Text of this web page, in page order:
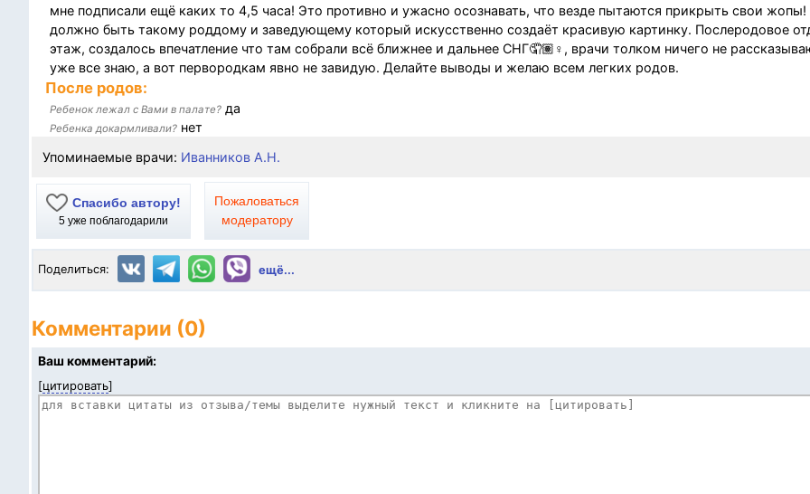
мне подписали ещё каких то 4,5 часа! Это противно и ужасно осознавать, что везде пытаются прикрыть свои
должно быть такому роддому и заведующему который искусственно создаёт красивую картинку. Послеродовое
этаж, создалось впечатление что там собрали всё ближнее и дальнее СНГ🤦🏽♀, врачи толком ничего не
уже все знаю, а вот первородкам явно не завидую. Делайте выводы и желаю всем легких родов.
После родов:
Ребенок лежал с Вами в палате? да
Ребенка докармливали? нет
Упоминаемые врачи: Иванников А.Н.
Спасибо автору!
5 уже поблагодарили
Пожаловаться
модератору
Поделиться: ещё...
Комментарии (0)
Ваш комментарий:
[цитировать]